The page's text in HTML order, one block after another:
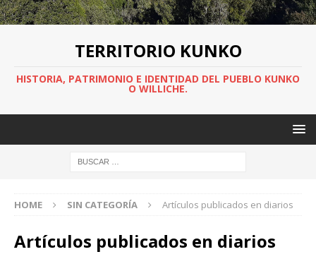
TERRITORIO KUNKO
HISTORIA, PATRIMONIO E IDENTIDAD DEL PUEBLO KUNKO
O WILLICHE.
HOME SIN CATEGORÍA Artículos publicados en diarios
Artículos publicados en diarios